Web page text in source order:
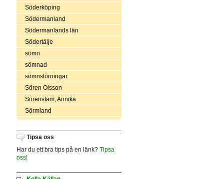
Söderköping
Södermanland
Södermanlands län
Södertälje
sömn
sömnad
sömnstörningar
Sören Olsson
Sörenstam, Annika
Sörmland
Tipsa oss
Har du ett bra tips på en länk? Tipsa
oss!